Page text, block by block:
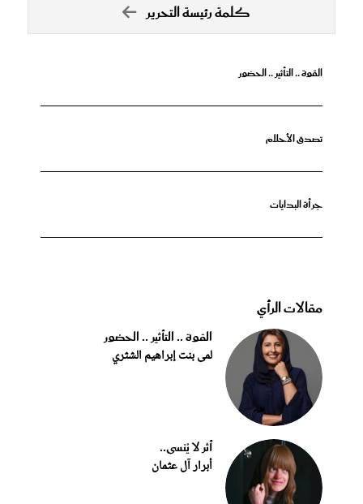
كلمة رئيسة التحرير
القوة .. التأثير .. الحضور
تصدق الأحلام
جرأة البدايات
مقالات الرأي
القوة .. التأثير .. الحضور
لمى بنت إبراهيم الشثري
أثر لا يُنسى..
أبرار آل عثمان